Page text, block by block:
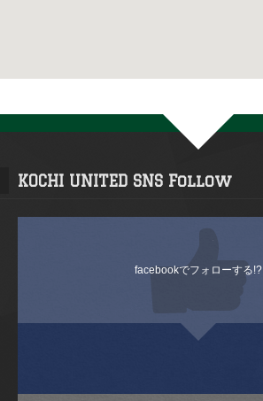
KOCHI UNITED SNS Follow
facebookでフォローする!?